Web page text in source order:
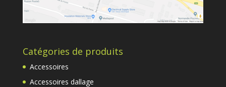
Catégories de produits
Accessoires
Accessoires dallage